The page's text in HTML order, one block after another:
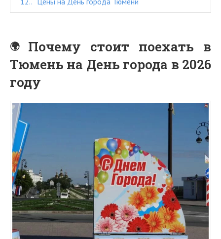
Почему стоит поехать в
Тюмень на День города в 2026
году